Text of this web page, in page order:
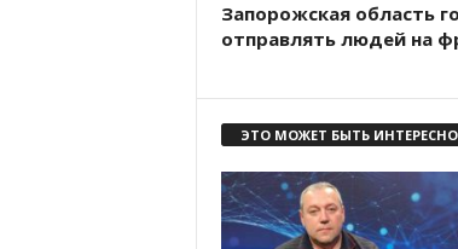
Запорожская область
отправлять людей на
ЭТО МОЖЕТ БЫТЬ ИНТЕРЕСНО